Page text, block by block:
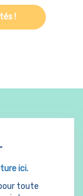
!
ici.
toute